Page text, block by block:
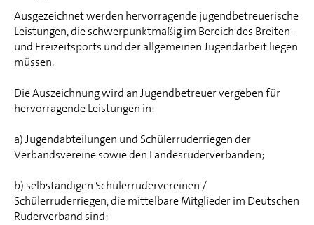
Ausgezeichnet werden hervorragende jugendbetreuerische
Leistungen, die schwerpunktmäßig im Bereich des Breiten-
und Freizeitsports und der allgemeinen Jugendarbeit liegen
müssen.
Die Auszeichnung wird an Jugendbetreuer vergeben für
hervorragende Leistungen in:
a) Jugendabteilungen und Schülerruderriegen der
Verbandsvereine sowie den Landesruderverbänden;
b) selbständigen Schülerrudervereinen /
Schülerruderriegen, die mittelbare Mitglieder im Deutschen
Ruderverband sind;